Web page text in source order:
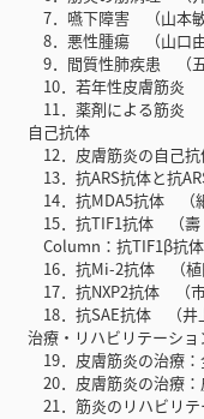
7．嚥下障害 （山本敏
8．悪性腫瘍 （山口由
9．間質性肺疾患 （五
10．若年性皮膚筋炎
11．薬剤による筋炎
自己抗体
12．皮膚筋炎の自己
13．抗ARS抗体と抗
14．抗MDA5抗体 （細
15．抗TIF1抗体 （壽
Column：抗TIF1β抗体
16．抗Mi-2抗体 （植
17．抗NXP2抗体 （市
18．抗SAE抗体 （井上
治療・リハビリテーショ
19．皮膚筋炎の治療：
20．皮膚筋炎の治療：
21．筋炎のリハビリテ